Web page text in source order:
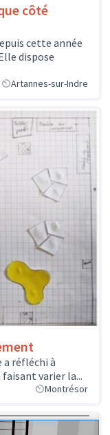
côté
cette année
dispose
Artannes-sur-Indre
a réfléchi à
faisant varier la...
Montrésor